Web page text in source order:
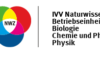
IVV
Biologie
Chemie und
Physik